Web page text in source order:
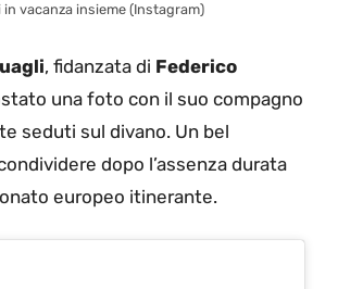
in vacanza insieme (Instagram)
, fidanzata di Federico
una foto con il suo compagno
seduti sul divano. Un bel
dopo l’assenza durata
europeo itinerante.